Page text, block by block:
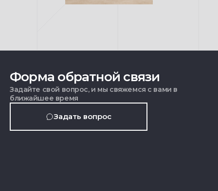
Форма обратной связи
Задайте свой вопрос, и мы свяжемся с вами в
ближайшее время
Задать вопрос